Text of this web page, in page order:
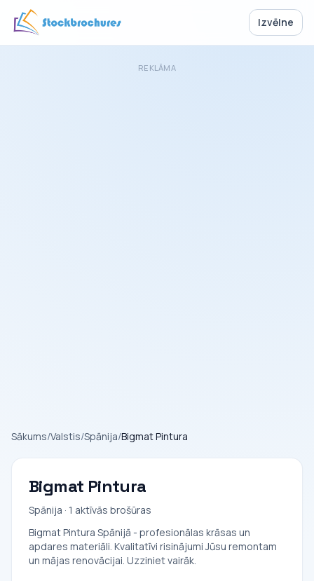
Izvēlne
REKLĀMA
Sākums/Valstis/Spānija/Bigmat Pintura
Bigmat Pintura
Spānija · 1 aktīvās brošūras
Bigmat Pintura Spānijā - profesionālas krāsas un
apdares materiāli. Kvalitatīvi risinājumi Jūsu remontam
un mājas renovācijai. Uzziniet vairāk.